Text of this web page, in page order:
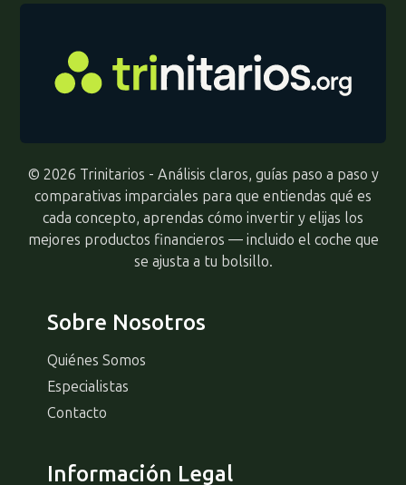
© 2026 Trinitarios - Análisis claros, guías paso a paso y
comparativas imparciales para que entiendas qué es
cada concepto, aprendas cómo invertir y elijas los
mejores productos financieros — incluido el coche que
se ajusta a tu bolsillo.
Sobre Nosotros
Quiénes Somos
Especialistas
Contacto
Información Legal